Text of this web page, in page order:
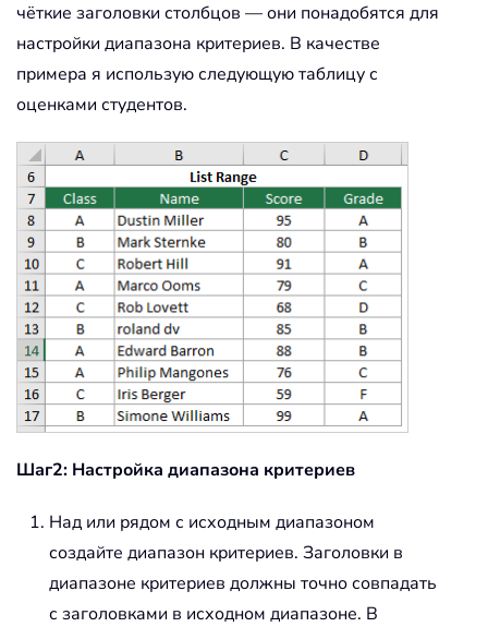
чёткие заголовки столбцов — они понадобятся для
настройки диапазона критериев. В качестве
примера я использую следующую таблицу с
оценками студентов.
Шаг2: Настройка диапазона критериев
Над или рядом с исходным диапазоном
создайте диапазон критериев. Заголовки в
диапазоне критериев должны точно совпадать
с заголовками в исходном диапазоне. В